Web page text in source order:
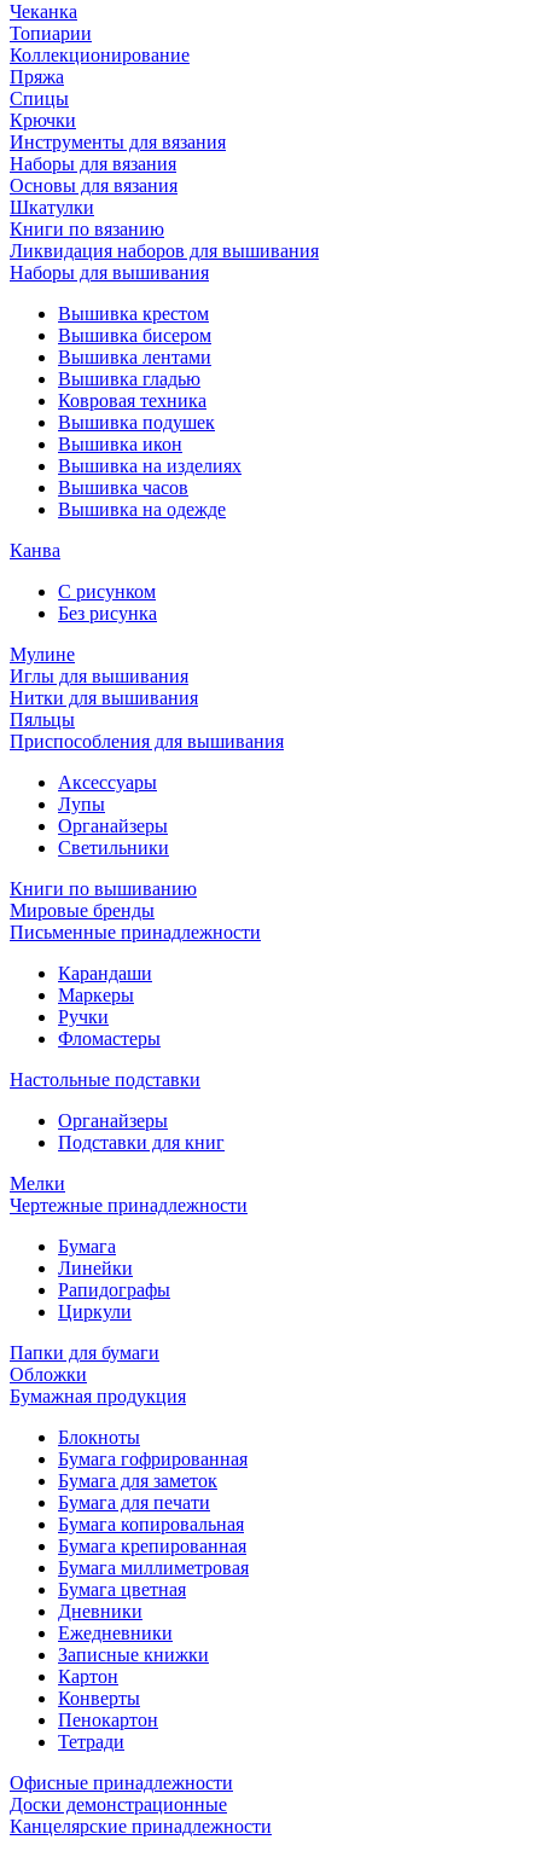
Чеканка
Топиарии
Коллекционирование
Пряжа
Спицы
Крючки
Инструменты для вязания
Наборы для вязания
Основы для вязания
Шкатулки
Книги по вязанию
Ликвидация наборов для вышивания
Наборы для вышивания
Вышивка крестом
Вышивка бисером
Вышивка лентами
Вышивка гладью
Ковровая техника
Вышивка подушек
Вышивка икон
Вышивка на изделиях
Вышивка часов
Вышивка на одежде
Канва
С рисунком
Без рисунка
Мулине
Иглы для вышивания
Нитки для вышивания
Пяльцы
Приспособления для вышивания
Аксессуары
Лупы
Органайзеры
Светильники
Книги по вышиванию
Мировые бренды
Письменные принадлежности
Карандаши
Маркеры
Ручки
Фломастеры
Настольные подставки
Органайзеры
Подставки для книг
Мелки
Чертежные принадлежности
Бумага
Линейки
Рапидографы
Циркули
Папки для бумаги
Обложки
Бумажная продукция
Блокноты
Бумага гофрированная
Бумага для заметок
Бумага для печати
Бумага копировальная
Бумага крепированная
Бумага миллиметровая
Бумага цветная
Дневники
Ежедневники
Записные книжки
Картон
Конверты
Пенокартон
Тетради
Офисные принадлежности
Доски демонстрационные
Канцелярские принадлежности